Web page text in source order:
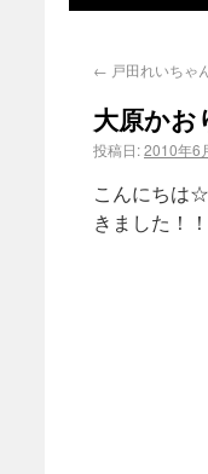
← 戸田れいちゃ
大原か
投稿日:2010年6
こんにちは
きました！